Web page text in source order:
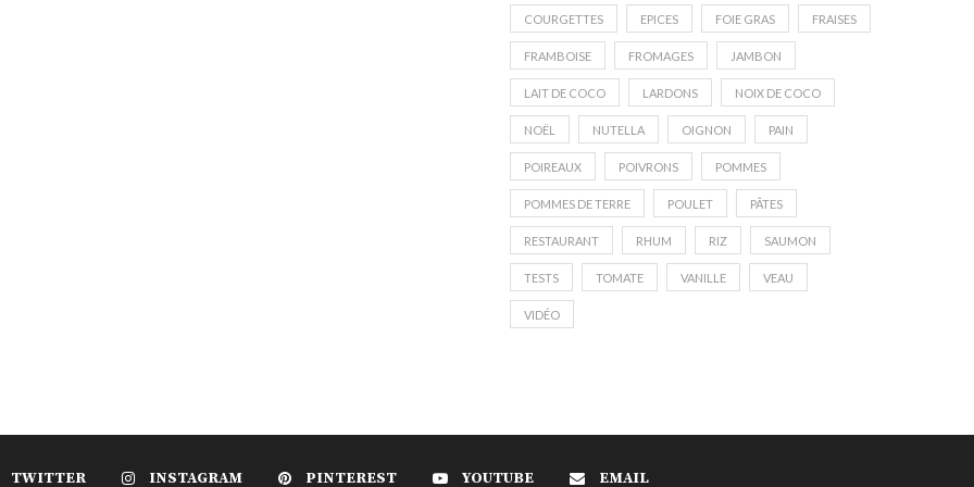
COURGETTES EPICES FOIE GRAS FRAISES
FRAMBOISE FROMAGES JAMBON
LAIT DE COCO LARDONS NOIX DE COCO
NOËL NUTELLA OIGNON PAIN
POIREAUX POIVRONS POMMES
POMMES DE TERRE POULET PÂTES
RESTAURANT RHUM RIZ SAUMON
TESTS TOMATE VANILLE VEAU
VIDÉO
TWITTER INSTAGRAM PINTEREST YOUTUBE EMAIL